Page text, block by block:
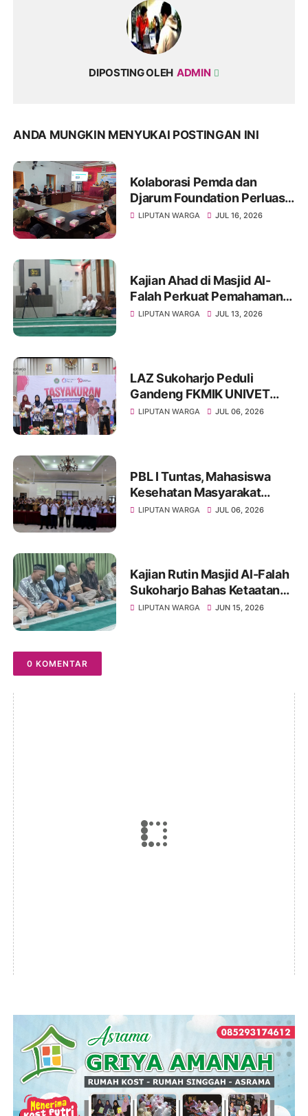
DIPOSTING OLEH ADMIN
ANDA MUNGKIN MENYUKAI POSTINGAN INI
Kolaborasi Pemda dan
Djarum Foundation Perluas
Akses Sanitasi Layak di
LIPUTAN WARGA JUL 16, 2026
Kajian Ahad di Masjid Al-
Falah Perkuat Pemahaman
Sunnah dan Tingkatkan
LIPUTAN WARGA JUL 13, 2026
LAZ Sukoharjo Peduli
Gandeng FKMIK UNIVET
BANTARA Santuni Anak
LIPUTAN WARGA JUL 06, 2026
PBL I Tuntas, Mahasiswa
Kesehatan Masyarakat
UNIVET BANTARA Siap
LIPUTAN WARGA JUL 06, 2026
Kajian Rutin Masjid Al-Falah
Sukoharjo Bahas Ketaatan
kepada Rasul sebagai Wujud
LIPUTAN WARGA JUN 15, 2026
0 KOMENTAR